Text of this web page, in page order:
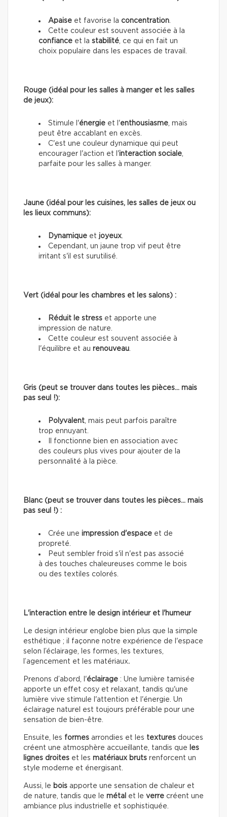
Apaise et favorise la concentration
Cette couleur est souvent associée à la
confiance et la stabilité , ce qui en fait un
choix populaire dans les espaces de travail.
Rouge (idéal pour les salles à manger et les salles
de jeux):
Stimule l'énergie et l'enthousiasme , mais
peut être accablant en excès.
C'est une couleur dynamique qui peut
encourager l'action et l'interaction sociale
parfaite pour les salles à manger.
Jaune (idéal pour les cuisines, les salles de jeux ou
les lieux communs):
Dynamique et joyeux
Cependant, un jaune trop vif peut être
irritant s'il est surutilisé.
Vert (idéal pour les chambres et les salons) :
Réduit le stress et apporte une
impression de nature.
Cette couleur est souvent associée à
l'équilibre et au renouveau
Gris (peut se trouver dans toutes les pièces… mais
pas seul !):
Polyvalent , mais peut parfois paraître
trop ennuyant.
Il fonctionne bien en association avec
des couleurs plus vives pour ajouter de la
personnalité à la pièce.
Blanc (peut se trouver dans toutes les pièces… mais
pas seul !) :
Crée une impression d'espace et de
propreté.
Peut sembler froid s'il n'est pas associé
à des touches chaleureuses comme le bois
ou des textiles colorés.
L'interaction entre le design intérieur et l'humeur
Le design intérieur englobe bien plus que la simple
esthétique ; il façonne notre expérience de l'espace
selon l’éclairage, les formes, les textures,
l’agencement et les matériaux.
Prenons d’abord, l'éclairage : Une lumière tamisée
apporte un effet cosy et relaxant, tandis qu'une
lumière vive stimule l'attention et l'énergie. Un
éclairage naturel est toujours préférable pour une
sensation de bien-être.
Ensuite, les formes arrondies et les textures douces
créent une atmosphère accueillante, tandis que
les
lignes droites et les matériaux bruts renforcent un
style moderne et énergisant.
Aussi, le bois apporte une sensation de chaleur et
de nature, tandis que le métal et le verre créent une
ambiance plus industrielle et sophistiquée.